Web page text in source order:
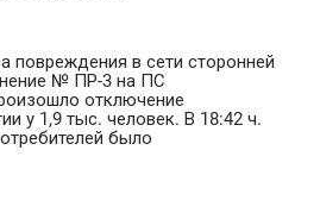
повреждения в сети сторонней
№ ПР-3 на ПС
отключение
у 1,9 тыс. человек. В 18:42 ч.
было